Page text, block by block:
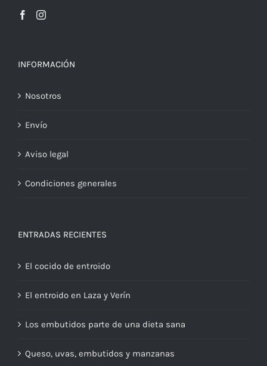
INFORMACIÓN
Nosotros
Envío
Aviso legal
Condiciones generales
ENTRADAS RECIENTES
El cocido de entroido
El entroido en Laza y Verín
Los embutidos parte de una dieta sana
Queso, uvas, embutidos y manzanas